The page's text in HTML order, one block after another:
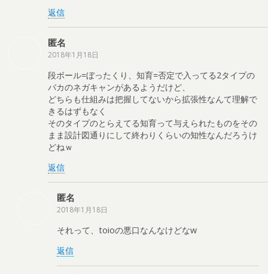
返信
匿名
2018年1月18日
段ボール=ぼったくり、知育=否定で入ってる2タイプの
バカのネガキャンがあるようだけど、
どちらも仕組みは把握してないから拡張性なんて理解で
きるはずもなく
そのタイプのとらえてる知育って与えられたものをその
まま設計図通りにして終わりくらいの知性なんだろうけ
どねｗ
返信
匿名
2018年1月18日
それって、toioの悪口なんなけどなw
返信